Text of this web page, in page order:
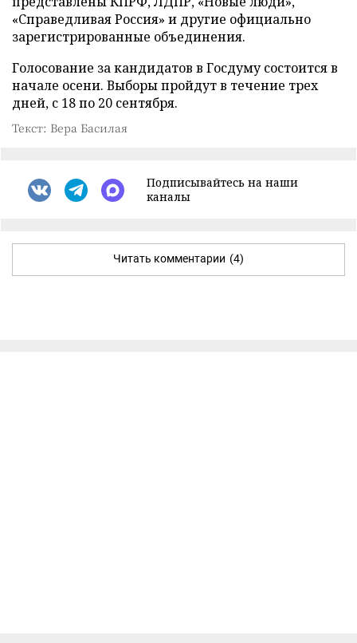
«Справедливая Россия» и другие официально
зарегистрированные объединения.
Голосование за кандидатов в Госдуму состоится в
начале осени. Выборы пройдут в течение трех
дней, с 18 по 20 сентября.
Текст: Вера Басилая
Подписывайтесь на наши
каналы
Читать комментарии (4)